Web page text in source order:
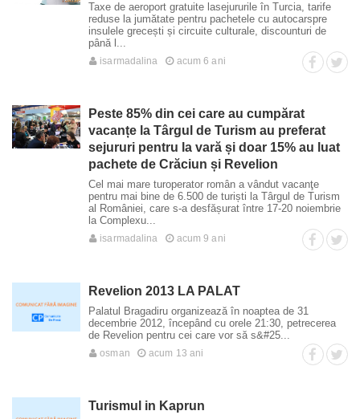
Taxe de aeroport gratuite lasejururile în Turcia, tarife
reduse la jumătate pentru pachetele cu autocarspre
insulele grecești și circuite culturale, discounturi de
până l...
isarmadalina acum 6 ani
Peste 85% din cei care au cumpărat
vacanțe la Târgul de Turism au preferat
sejururi pentru la vară și doar 15% au luat
pachete de Crăciun și Revelion
Cel mai mare turoperator român a vândut vacanţe
pentru mai bine de 6.500 de turiști la Târgul de Turism
al României, care s-a desfășurat între 17-20 noiembrie
la Complexu...
isarmadalina acum 9 ani
Revelion 2013 LA PALAT
Palatul Bragadiru organizează în noaptea de 31
decembrie 2012, începând cu orele 21:30, petrecerea
de Revelion pentru cei care vor să s&#25...
osman acum 13 ani
Turismul in Kaprun